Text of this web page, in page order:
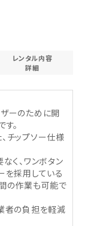
レンタル内容
詳細
ーのために開
。
チップソー仕様
く、ワンボタン
を採用している
の作業も可能で
者の負担を軽減